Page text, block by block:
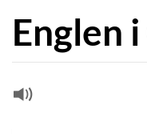
Englen